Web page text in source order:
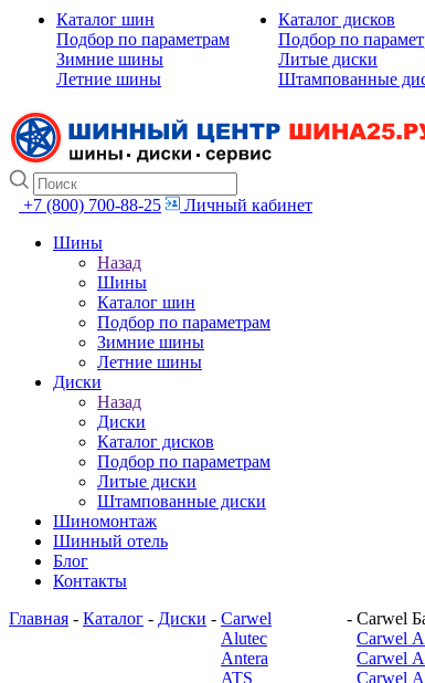
Каталог шин
Подбор по параметрам
Зимние шины
Летние шины
Каталог дисков
Подбор по
Литые диски
Штампованные
+7 (800) 700-88-25
Личный кабинет
Шины
Назад
Шины
Каталог шин
Подбор по параметрам
Зимние шины
Летние шины
Диски
Назад
Диски
Каталог дисков
Подбор по параметрам
Литые диски
Штампованные диски
Шиномонтаж
Шинный отель
Блог
Контакты
Главная - Каталог - Диски - Carwel
Alutec
Antera
ATS
- Carwel
Carwel
Carwel
Carwel